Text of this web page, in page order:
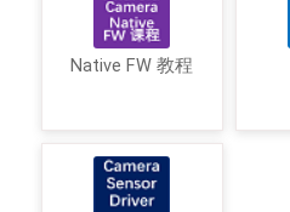
Native FW 教程